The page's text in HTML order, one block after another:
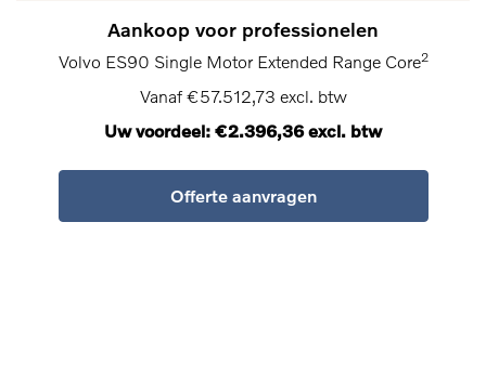
Aankoop voor professionelen
Volvo ES90 Single Motor Extended Range Core2
Vanaf €57.512,73 excl. btw
Uw voordeel: €2.396,36 excl. btw
Offerte aanvragen